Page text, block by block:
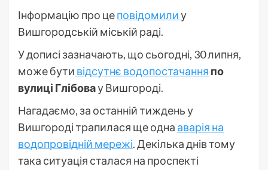
Інформацію про цеповідомилиу
Вишгородській міській раді.
У дописі зазначають, що сьогодні, 30 липня,
може бути відсутнє водопостачання по
вулиці Глібовау Вишгороді.
Нагадаємо, за останній тиждень у
Вишгороді трапилася ще одна аварія на
водопровідній мережі. Декілька днів тому
така ситуація сталася на проспекті